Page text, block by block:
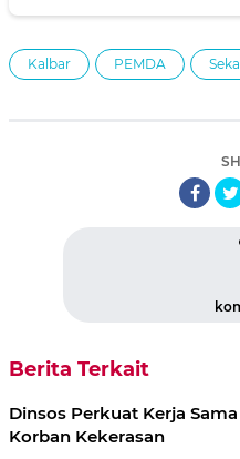
Kalbar PEMDA
Berita Terkait
Dinsos Perkuat Kerja
Korban Kekerasan